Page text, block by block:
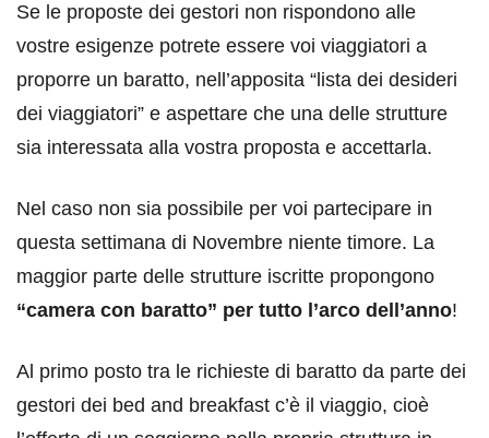
Se le proposte dei gestori non rispondono alle
vostre esigenze potrete essere voi viaggiatori a
proporre un baratto, nell’apposita “lista dei desideri
dei viaggiatori” e aspettare che una delle strutture
sia interessata alla vostra proposta e accettarla.
Nel caso non sia possibile per voi partecipare in
questa settimana di Novembre niente timore. La
maggior parte delle strutture iscritte propongono
“camera con baratto” per tutto l’arco dell’anno!
Al primo posto tra le richieste di baratto da parte dei
gestori dei bed and breakfast c’è il viaggio, cioè